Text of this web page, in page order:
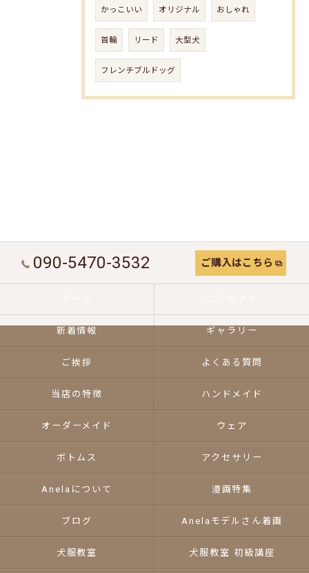
かっこいい オリジナル おしゃれ
首輪 リード 大型犬
フレンチブルドッグ
090-5470-3532 ご購入はこちら
新着情報 ギャラリー
ご挨拶 よくある質問
当店の特徴 ハンドメイド
オーダーメイド ウェア
ボトムス アクセサリー
Anelaについて 漫画特集
ブログ Anelaモデルさん着画
犬服教室 犬服教室 初級講座